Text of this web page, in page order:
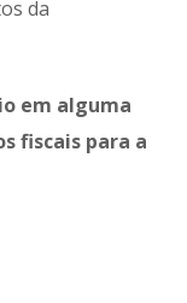
da
em alguma
fiscais para a